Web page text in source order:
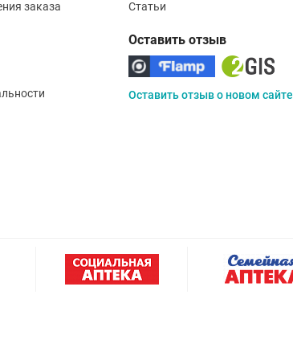
заказа Статьи
Оставить отзыв
Оставить отзыв о новом сайте